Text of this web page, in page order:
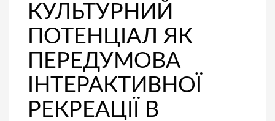
КУЛЬТУРНИЙ
ПОТЕНЦІАЛ ЯК
ПЕРЕДУМОВА
ІНТЕРАКТИВНОЇ
РЕКРЕАЦІЇ В